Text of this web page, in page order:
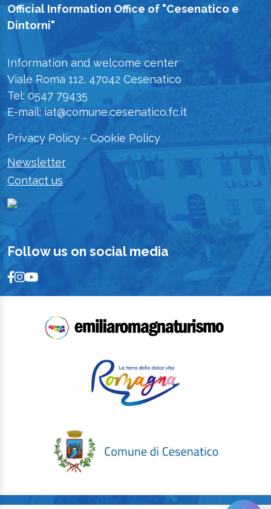
Official Information Office of "Cesenatico e
Dintorni"
Information and welcome center
Viale Roma 112, 47042 Cesenatico
Tel: 0547 79435
E-mail: iat@comune.cesenatico.fc.it
Privacy Policy - Cookie Policy
Newsletter
Contact us
Follow us on social media